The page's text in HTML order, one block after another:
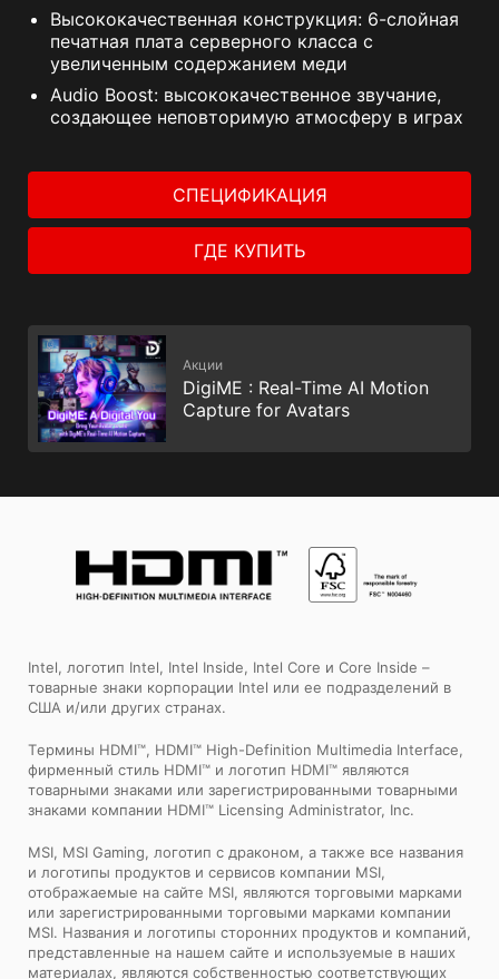
Высококачественная конструкция: 6-слойная
печатная плата серверного класса с
увеличенным содержанием меди
Audio Boost: высококачественное звучание,
создающее неповторимую атмосферу в играх
СПЕЦИФИКАЦИЯ
ГДЕ КУПИТЬ
Акции
DigiME : Real-Time AI Motion
Capture for Avatars
Intel, логотип Intel, Intel Inside, Intel Core и Core Inside –
товарные знаки корпорации Intel или ее подразделений в
США и/или других странах.
Tермины HDMI™, HDMI™ High-Definition Multimedia Interface,
фирменный стиль HDMI™ и логотип HDMI™ являются
товарными знаками или зарегистрированными товарными
знаками компании HDMI™ Licensing Administrator, Inc.
MSI, MSI Gaming, логотип с драконом, а также все названия
и логотипы продуктов и сервисов компании MSI,
отображаемые на сайте MSI, являются торговыми марками
или зарегистрированными торговыми марками компании
MSI. Названия и логотипы сторонних продуктов и компаний,
представленные на нашем сайте и используемые в наших
материалах, являются собственностью соответствующих